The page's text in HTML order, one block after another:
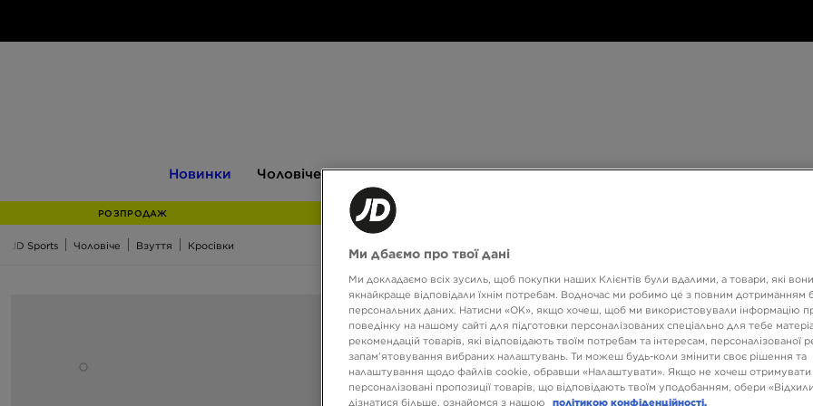
Новинки Чоловіче Жіноче Дитяче Аксесуари Only at JD Бренди
РОЗПРОДАЖ
JD Sports Чоловіче Взуття Кросівки
NIKE
3399
6599 ГРН
Ми дбаємо про твої дані
Ми докладаємо всіх зусиль, щоб покупки наших Клієнтів були вдалими, а товари, які
якнайкраще відповідали їхнім потребам. Водночас ми робимо це з повним дотриманням
персональних даних. Натисни «OK», якщо хочеш, щоб ми використовували інформацію
поведінку на нашому сайті для підготовки персоналізованих спеціально для тебе
рекомендацій товарів, які відповідають твоїм потребам та інтересам, персоналізованої
запам’ятовування вибраних налаштувань. Ти можеш будь-коли змінити своє рішення та
налаштування щодо файлів cookie, обравши «Налаштувати». Якщо не хочеш отримувати
персоналізовані пропозиції товарів, що відповідають твоїм уподобанням, обери
дізнатися більше, ознайомся з нашою
політикою конфіденційності.